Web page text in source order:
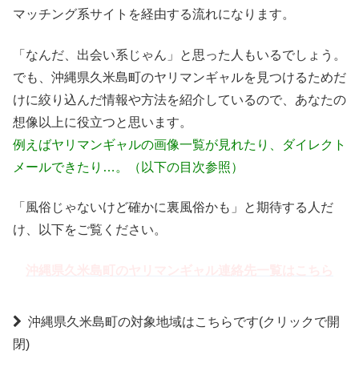
マッチング系サイトを経由する流れになります。
「なんだ、出会い系じゃん」と思った人もいるでしょう。
でも、沖縄県久米島町のヤリマンギャルを見つけるためだ
けに絞り込んだ情報や方法を紹介しているので、あなたの
想像以上に役立つと思います。
例えばヤリマンギャルの画像一覧が見れたり、ダイレクト
メールできたり…。（以下の目次参照）
「風俗じゃないけど確かに裏風俗かも」と期待する人だ
け、以下をご覧ください。
沖縄県久米島町の対象地域はこちらです(クリックで開
閉)